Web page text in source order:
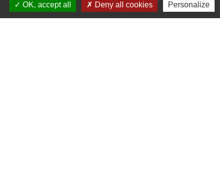
OK, accept all
Deny all cookies Personalize